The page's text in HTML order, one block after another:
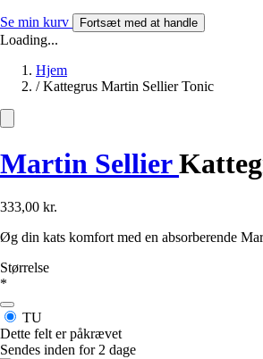
Se min kurv Fortsæt med at handle
Loading...
Hjem
/ Kattegrus Martin Sellier Tonic
Martin Sellier
333,00 kr.
Øg din kats komfort med en absorberende
Størrelse
*
TU
Dette felt er påkrævet
Sendes inden for 2 dage